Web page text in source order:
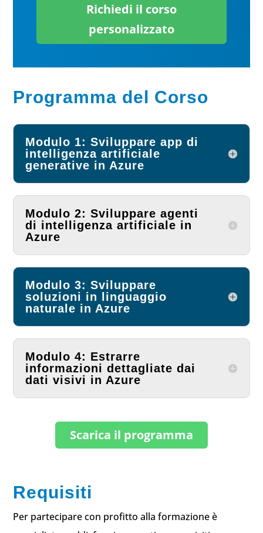
Richiedi il corso
personalizzato
Programma del Corso
Modulo 1: Sviluppare app di
intelligenza artificiale
generative in Azure
Modulo 2: Sviluppare agenti
di intelligenza artificiale in
Azure
Modulo 3: Sviluppare
soluzioni in linguaggio
naturale in Azure
Modulo 4: Estrarre
informazioni dettagliate dai
dati visivi in Azure
Scarica il programma
Requisiti
Per partecipare con profitto alla formazione è